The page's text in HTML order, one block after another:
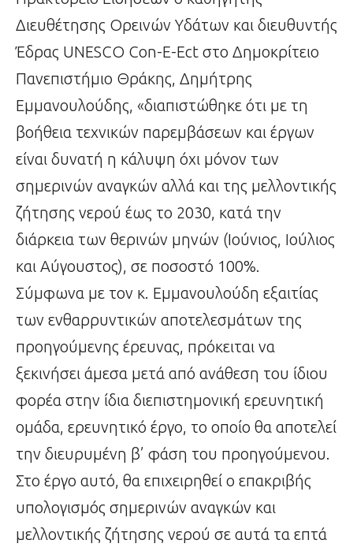
Διευθέτησης Ορεινών Υδάτων και διευθυντής
Έδρας UNESCO Con-E-Ect στο Δημοκρίτειο
Πανεπιστήμιο Θράκης, Δημήτρης
Εμμανουλούδης, «διαπιστώθηκε ότι με τη
βοήθεια τεχνικών παρεμβάσεων και έργων
είναι δυνατή η κάλυψη όχι μόνον των
σημερινών αναγκών αλλά και της μελλοντικής
ζήτησης νερού έως το 2030, κατά την
διάρκεια των θερινών μηνών (Ιούνιος, Ιούλιος
και Αύγουστος), σε ποσοστό 100%.
Σύμφωνα με τον κ. Εμμανουλούδη εξαιτίας
των ενθαρρυντικών αποτελεσμάτων της
προηγούμενης έρευνας, πρόκειται να
ξεκινήσει άμεσα μετά από ανάθεση του ίδιου
φορέα στην ίδια διεπιστημονική ερευνητική
ομάδα, ερευνητικό έργο, το οποίο θα αποτελεί
την διευρυμένη β’ φάση του προηγούμενου.
Στο έργο αυτό, θα επιχειρηθεί ο επακριβής
υπολογισμός σημερινών αναγκών και
μελλοντικής ζήτησης νερού σε αυτά τα επτά